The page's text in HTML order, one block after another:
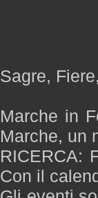
Sagre,
Marche in
Marche, un
RICERCA:
Con il